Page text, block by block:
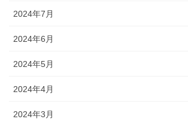
2024年7月
2024年6月
2024年5月
2024年4月
2024年3月